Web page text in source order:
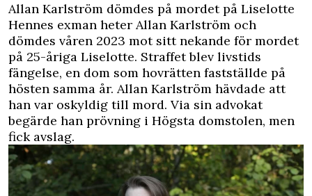
Allan Karlström dömdes på mordet på Liselotte
Hennes exman heter Allan Karlström och
dömdes våren 2023 mot sitt nekande för mordet
på 25-åriga Liselotte. Straffet blev livstids
fängelse, en dom som hovrätten fastställde på
hösten samma år. Allan Karlström hävdade att
han var oskyldig till mord. Via sin advokat
begärde han prövning i Högsta domstolen, men
fick avslag.